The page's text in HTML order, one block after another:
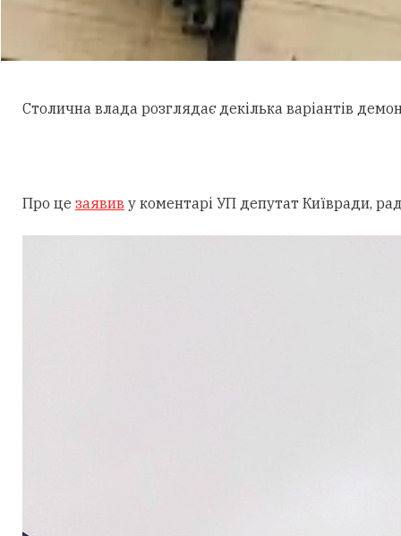
Столична влада розглядає декілька варіантів
Про це заявив у коментарі УП депутат Київради,